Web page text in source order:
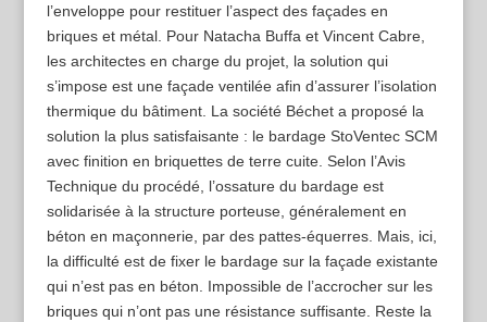
l’enveloppe pour restituer l’aspect des façades en
briques et métal. Pour Natacha Buffa et Vincent Cabre,
les architectes en charge du projet, la solution qui
s’impose est une façade ventilée afin d’assurer l’isolation
thermique du bâtiment. La société Béchet a proposé la
solution la plus satisfaisante : le bardage StoVentec SCM
avec finition en briquettes de terre cuite. Selon l’Avis
Technique du procédé, l’ossature du bardage est
solidarisée à la structure porteuse, généralement en
béton en maçonnerie, par des pattes-équerres. Mais, ici,
la difficulté est de fixer le bardage sur la façade existante
qui n’est pas en béton. Impossible de l’accrocher sur les
briques qui n’ont pas une résistance suffisante. Reste la